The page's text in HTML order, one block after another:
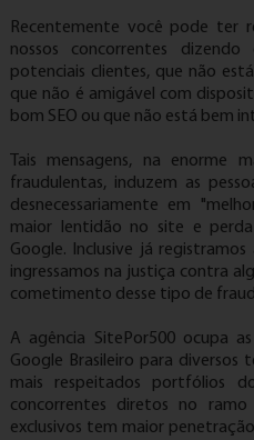
Recentemente você pode ter
nossos concorrentes
potenciais clientes, que não
que não é amigável com
bom SEO ou que não está bem
Tais mensagens, na enorme
fraudulentas, induzem as
desnecessariamente em
maior lentidão no site e
Google. Inclusive já
ingressamos na justiça contra
cometimento desse tipo de
A agência SitePor500 ocupa
Google Brasileiro para diversos
mais respeitados portfólios
concorrentes diretos no
exclusivos tem maior